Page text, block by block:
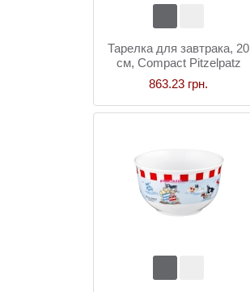
Тарелка для завтрака, 20
см, Compact Pitzelpatz
863.23 грн.